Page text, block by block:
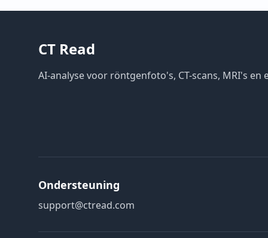
CT Read
AI-analyse voor röntgenfoto's, CT-scans, MRI's en
Ondersteuning
support@ctread.com